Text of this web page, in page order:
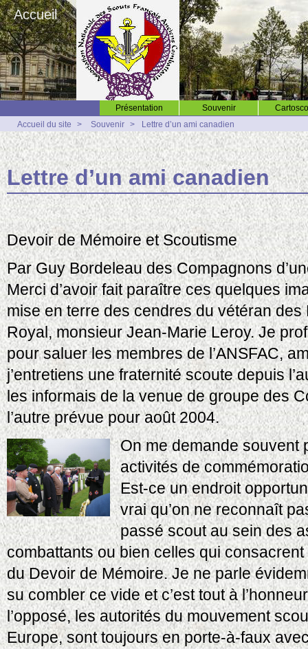
Accueil
Présentation Souvenir
Accueil du site
> Souvenir > Lettre d’un ami canadien
Lettre d’un ami canadien
Devoir de Mémoire et Scoutisme
Par Guy Bordeleau des Compagnons
Merci d’avoir fait paraître ces quelques
mise en terre des cendres du vétéran des
Royal, monsieur Jean-Marie Leroy. Je
pour saluer les membres de l’ANSFAC,
j’entretiens une fraternité scoute depuis
les informais de la venue de groupe des
l’autre prévue pour août 2004.
On me demande souvent
activités de
Est-ce un endroit
vrai qu’on ne reconnaît
passé scout au sein des
combattants ou bien celles qui
du Devoir de Mémoire. Je ne parle
su combler ce vide et c’est tout à
l’opposé, les autorités du mouvement
Europe, sont toujours en porte-à-faux